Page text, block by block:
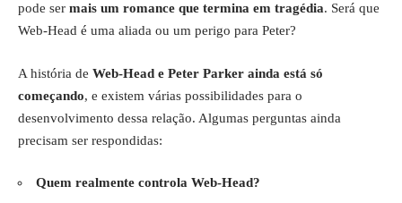
pode ser mais um romance que termina em tragédia. Será que
Web-Head é uma aliada ou um perigo para Peter?
A história de Web-Head e Peter Parker ainda está só
começando, e existem várias possibilidades para o
desenvolvimento dessa relação. Algumas perguntas ainda
precisam ser respondidas:
Quem realmente controla Web-Head?